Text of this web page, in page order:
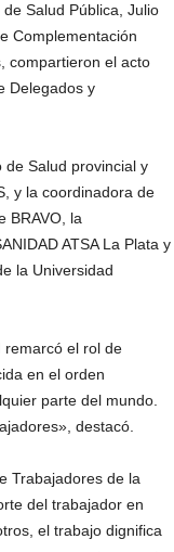
Salud Pública, Julio
Complementación
compartieron el acto
Delegados y
Salud provincial y
y la coordinadora de
BRAVO, la
ATSA La Plata y
la Universidad
remarcó el rol de
en el orden
parte del mundo.
destacó.
Trabajadores de la
del trabajador en
el trabajo dignifica